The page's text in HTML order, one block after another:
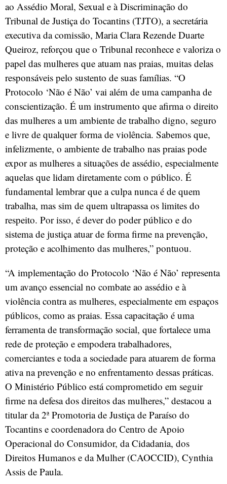
ao Assédio Moral, Sexual e à Discriminação do
Tribunal de Justiça do Tocantins (TJTO), a secretária
executiva da comissão, Maria Clara Rezende Duarte
Queiroz, reforçou que o Tribunal reconhece e valoriza o
papel das mulheres que atuam nas praias, muitas delas
responsáveis pelo sustento de suas famílias. “O
Protocolo ‘Não é Não’ vai além de uma campanha de
conscientização. É um instrumento que afirma o direito
das mulheres a um ambiente de trabalho digno, seguro
e livre de qualquer forma de violência. Sabemos que,
infelizmente, o ambiente de trabalho nas praias pode
expor as mulheres a situações de assédio, especialmente
aquelas que lidam diretamente com o público. É
fundamental lembrar que a culpa nunca é de quem
trabalha, mas sim de quem ultrapassa os limites do
respeito. Por isso, é dever do poder público e do
sistema de justiça atuar de forma firme na prevenção,
proteção e acolhimento das mulheres,” pontuou.
“A implementação do Protocolo ‘Não é Não’ representa
um avanço essencial no combate ao assédio e à
violência contra as mulheres, especialmente em espaços
públicos, como as praias. Essa capacitação é uma
ferramenta de transformação social, que fortalece uma
rede de proteção e empodera trabalhadores,
comerciantes e toda a sociedade para atuarem de forma
ativa na prevenção e no enfrentamento dessas práticas.
O Ministério Público está comprometido em seguir
firme na defesa dos direitos das mulheres,” destacou a
titular da 2ª Promotoria de Justiça de Paraíso do
Tocantins e coordenadora do Centro de Apoio
Operacional do Consumidor, da Cidadania, dos
Direitos Humanos e da Mulher (CAOCCID), Cynthia
Assis de Paula.